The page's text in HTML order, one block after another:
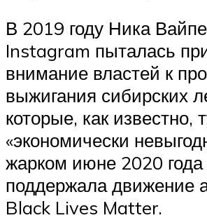
В 2019 году Ника
Instagram пыталась
внимание властей к
выжигания сибирских
которые, как известно,
«экономически
жарком июне 2020
поддержала движение
Black Lives Matter.